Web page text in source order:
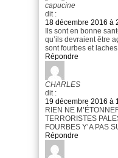
capucine
dit :
18 décembre 2016 à
Ils sont en bonne
qu’ils devraient être
sont fourbes et laches.
Répondre
CHARLES
dit :
19 décembre 2016 à
RIEN NE
TERRORISTES
FOURBES Y’A PAS
Répondre